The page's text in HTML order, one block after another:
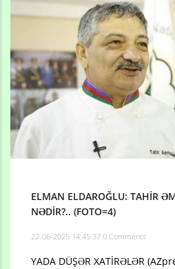
ELMAN ELDAROĞLU: TAHİR
NƏDİR?.. (FOTO=4)
22-06-2025 14:45:37 0 Comments
YADA DÜŞƏR XATİRƏLƏR